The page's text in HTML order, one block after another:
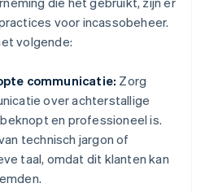
voor incassobeheer.
volgende:
communicatie: Zorg
over achterstallige
en professioneel is.
technisch jargon of
taal, omdat dit klanten kan